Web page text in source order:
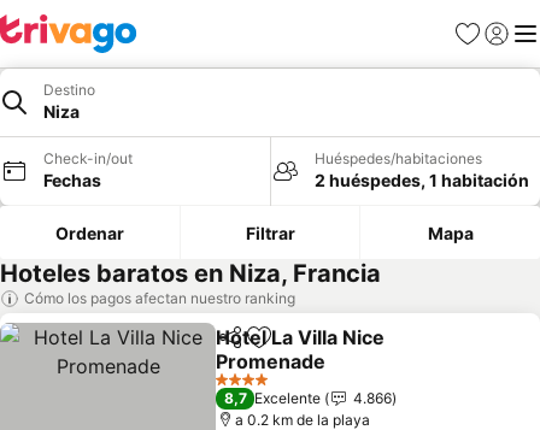
Favoritos
Iniciar
Destino
Niza
Check-in/out
Fechas
Huéspedes/habitaciones
2 huéspedes, 1 habitación
Ordenar Filtrar Mapa
Hoteles baratos en Niza, Francia
Cómo los pagos afectan nuestro ranking
CompartirAgregar a favoritos
Hotel La Villa Nice
Promenade
4 Estrellas
8,7 Excelente
4.866
a 0.2 km de la playa